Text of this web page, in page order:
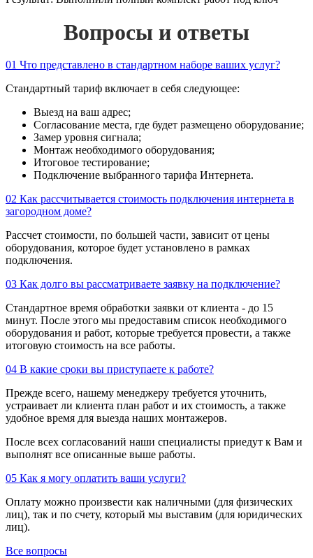
Вопросы и ответы
01 Что представлено в стандартном наборе ваших услуг?
Стандартный тариф включает в себя следующее:
Выезд на ваш адрес;
Согласование места, где будет размещено оборудование;
Замер уровня сигнала;
Монтаж необходимого оборудования;
Итоговое тестирование;
Подключение выбранного тарифа Интернета.
02 Как рассчитывается стоимость подключения интернета в
загородном доме?
Рассчет стоимости, по большей части, зависит от цены
оборудования, которое будет установлено в рамках
подключения.
03 Как долго вы рассматриваете заявку на подключение?
Стандартное время обработки заявки от клиента - до 15
минут. После этого мы предоставим список необходимого
оборудования и работ, которые требуется провести, а также
итоговую стоимость на все работы.
04 В какие сроки вы приступаете к работе?
Прежде всего, нашему менеджеру требуется уточнить,
устраивает ли клиента план работ и их стоимость, а также
удобное время для выезда наших монтажеров.
После всех согласований наши специалисты приедут к Вам и
выполнят все описанные выше работы.
05 Как я могу оплатить ваши услуги?
Оплату можно произвести как наличными (для физических
лиц), так и по счету, который мы выставим (для юридических
лиц).
Все вопросы